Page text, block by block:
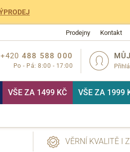
Prodejny Kontakt
+420 488 588 000
Po - Pá: 8:00 - 17:00
VŠE ZA 1499 KČ VŠE ZA 1999
VĚRNÍ KVALITĚ I